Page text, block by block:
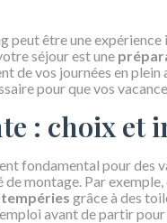
peut être une
séjour est une
de vos journées en
pour que vos
: choix et
fondamental pour des
montage. Par
grâce à des
avant de partir